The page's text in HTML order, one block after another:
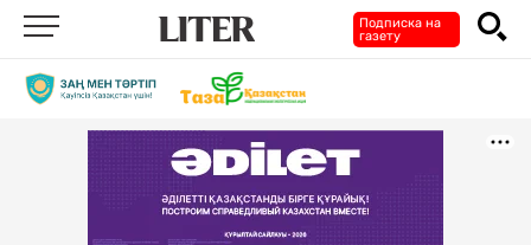
Подписка на
газету